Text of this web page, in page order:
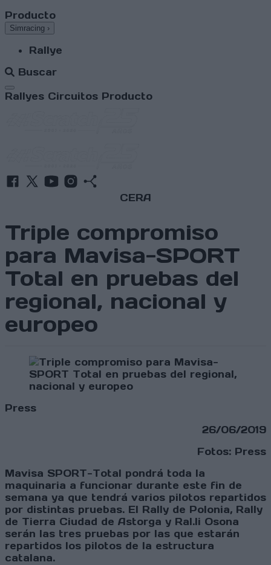
Producto
Simracing ›
Rallye
Buscar
Abrir menú
Rallyes Circuitos Producto
CERA
Triple compromiso
para Mavisa-SPORT
Total en pruebas del
regional, nacional y
europeo
Press
26/06/2019
Fotos: Press
Mavisa SPORT-Total pondrá toda la
maquinaria a funcionar durante este fin de
semana ya que tendrá varios pilotos repartidos
por distintas pruebas. El Rally de Polonia, Rally
de Tierra Ciudad de Astorga y Ral.li Osona
serán las tres pruebas por las que estarán
repartidos los pilotos de la estructura
catalana.